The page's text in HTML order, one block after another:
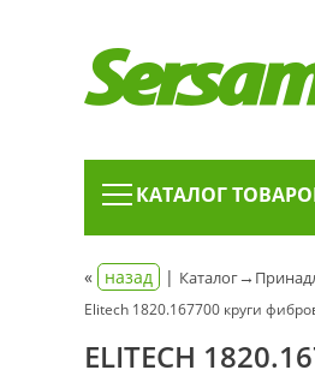
КАТАЛОГ
« назад | Каталог→
Elitech 1820.167700 круги
ELITECH